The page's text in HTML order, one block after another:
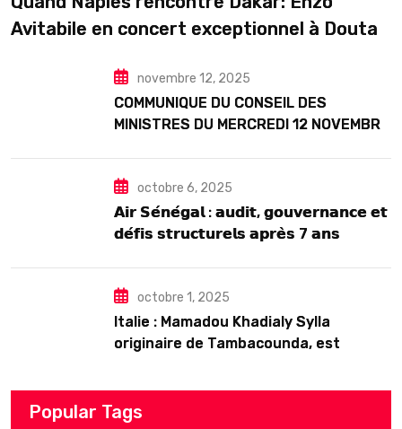
Avitabile en concert exceptionnel à Douta
novembre 12, 2025
COMMUNIQUE DU CONSEIL DES
MINISTRES DU MERCREDI 12 NOVEMBRE
octobre 6, 2025
𝗔𝗶𝗿 𝗦𝗲́𝗻𝗲́𝗴𝗮𝗹 : 𝗮𝘂𝗱𝗶𝘁, 𝗴𝗼𝘂𝘃𝗲𝗿𝗻𝗮𝗻𝗰𝗲 𝗲𝘁
𝗱𝗲́𝗳𝗶𝘀 𝘀𝘁𝗿𝘂𝗰𝘁𝘂𝗿𝗲𝗹𝘀 𝗮𝗽𝗿𝗲̀𝘀 7 𝗮𝗻𝘀
octobre 1, 2025
Italie : Mamadou Khadialy Sylla
originaire de Tambacounda, est
arrestation
Popular Tags